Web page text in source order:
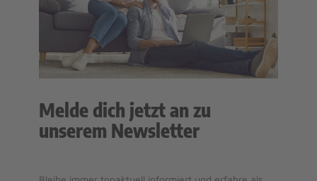
Melde dich jetzt an zu
unserem Newsletter